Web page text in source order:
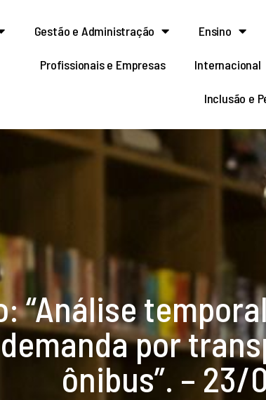
Gestão e Administração Ensino
Profissionais e Empresas Internacional
Inclusão e
“Análise
por
ônibus”. – 23/